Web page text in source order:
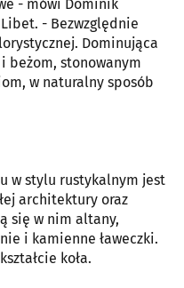
- mówi Dominik
- Bezwzględnie
Dominująca
beżom, stonowanym
w naturalny sposób
w stylu rustykalnym jest
architektury oraz
się w nim altany,
i kamienne ławeczki.
koła.